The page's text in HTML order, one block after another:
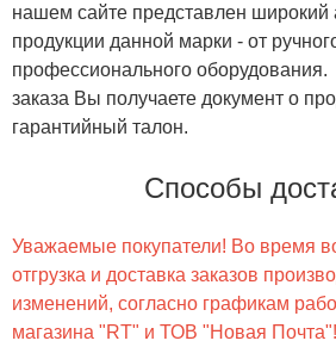
нашем сайте представлен широкий
продукции данной марки - от
профессионального
заказа Вы получаете документ о
гарантийный талон.
Способы
Уважаемые покупатели! Во время
отгрузка и доставка заказов
изменений, согласно графикам
магазина "RT" и ТОВ "Новая Почта"!